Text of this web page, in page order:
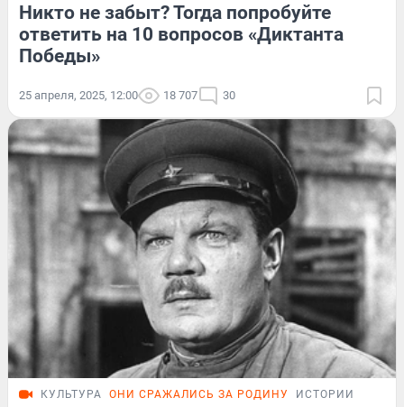
Никто не забыт? Тогда попробуйте
ответить на 10 вопросов «Диктанта
Победы»
25 апреля, 2025, 12:00 18 707 30
КУЛЬТУРА ОНИ СРАЖАЛИСЬ ЗА РОДИНУ ИСТОРИИ